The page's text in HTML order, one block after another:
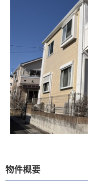
物件概要